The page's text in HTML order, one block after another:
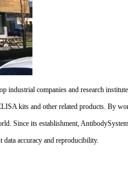
companies and research
kits and other related products. By
Since its establishment,
accuracy and reproducibility.